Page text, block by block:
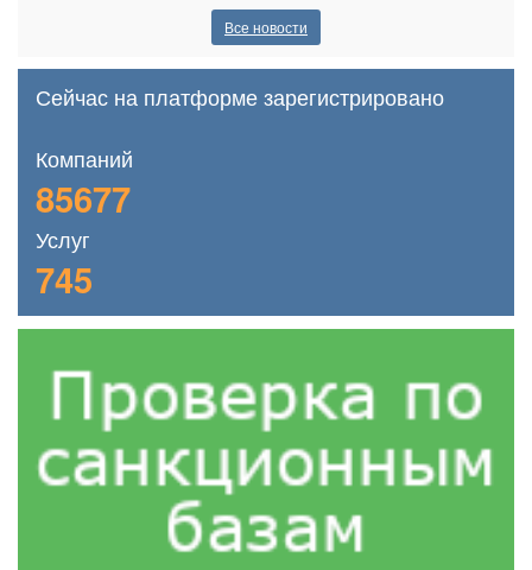
Все новости
Сейчас на платформе зарегистрировано
Компаний
85677
Услуг
745